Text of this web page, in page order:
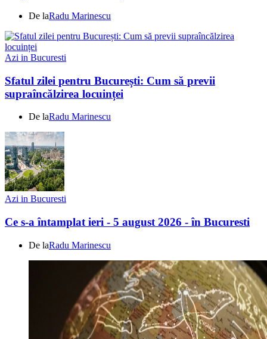
De laRadu Marinescu
Azi in Bucuresti
Sfatul zilei pentru București: Cum să previi
supraîncălzirea locuinței
De laRadu Marinescu
Azi in Bucuresti
Ce s-a întamplat ieri - 5 august 2026 - în Bucuresti
De laRadu Marinescu